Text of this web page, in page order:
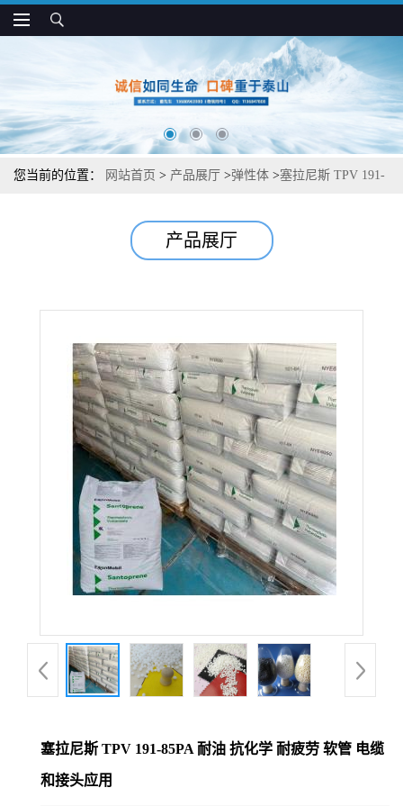
您当前的位置： 网站首页 > 产品展厅 >弹性体 >塞拉尼斯 TPV 191-
产品展厅
塞拉尼斯 TPV 191-85PA 耐油 抗化学 耐疲劳 软管 电缆
和接头应用